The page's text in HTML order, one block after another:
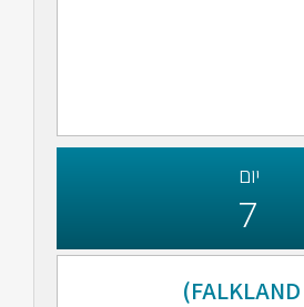
יום
7